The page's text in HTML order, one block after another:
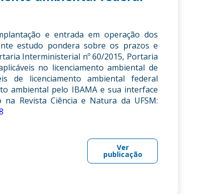
e entrada em operação dos
estudo pondera sobre os prazos e
Interministerial nº 60/2015, Portaria
no licenciamento ambiental de
de licenciamento ambiental federal
ambiental pelo IBAMA e sua interface
na Revista Ciência e Natura da UFSM:
Ver
publicação